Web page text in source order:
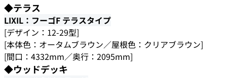
◆テラス
LIXIL：フーゴF テラスタイプ
[デザイン：12-29型]
[本体色：オータムブラウン／屋根色：クリアブラウン]
[間口：4332mm／奥行：2095mm]
◆ウッドデッキ